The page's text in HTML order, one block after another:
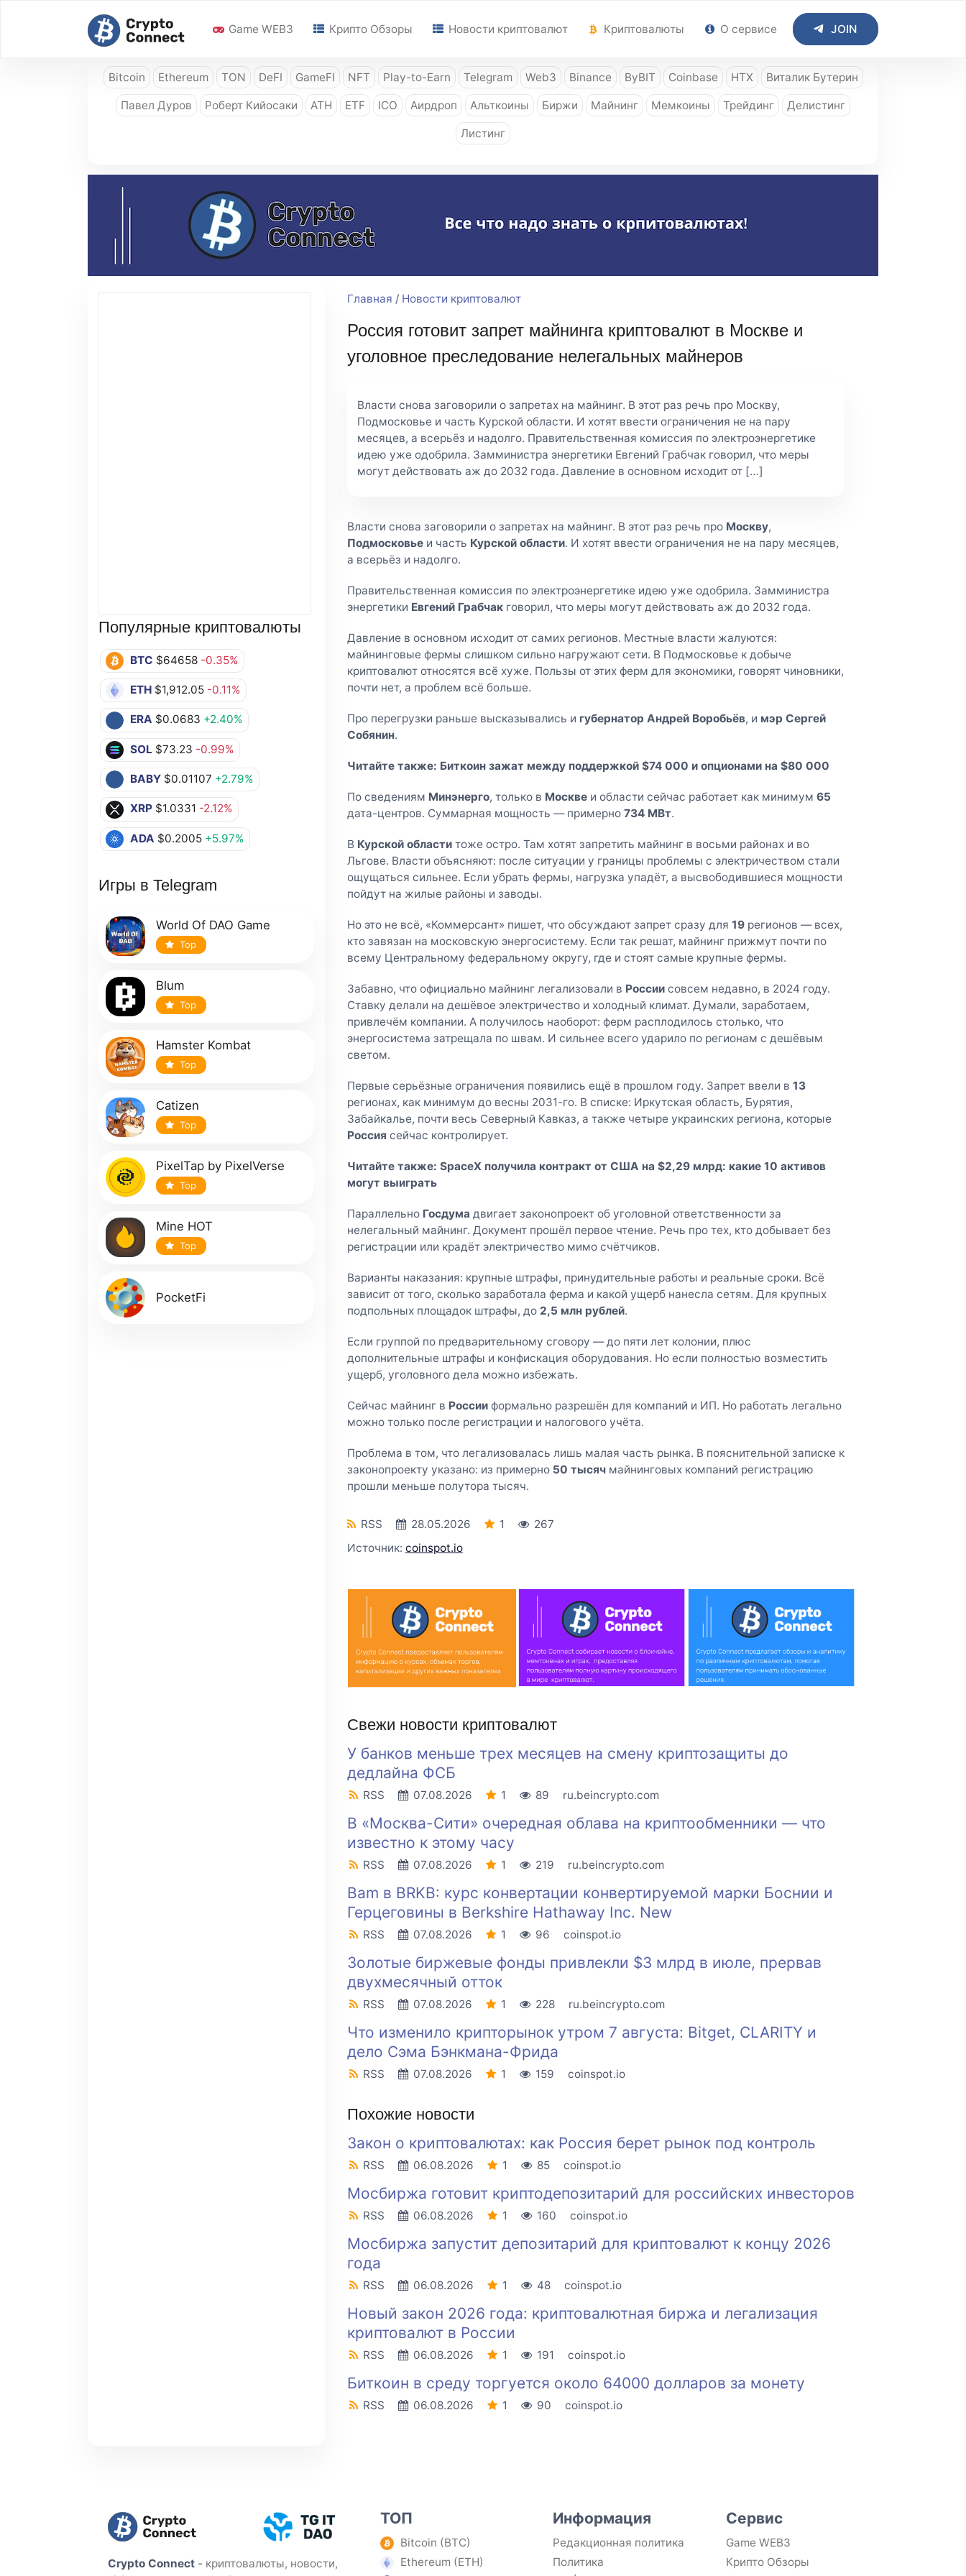
Game WEB3 Крипто Обзоры Новости криптовалют Криптовалюты О сервисе JOIN
Bitcoin Ethereum TON DeFI GameFI NFT Play-to-Earn Telegram Web3 Binance ByBIT Coinbase HTX Виталик Бутерин
Павел Дуров Роберт Кийосаки ATH ETF ICO Аирдроп Альткоины Биржи Майнинг Мемкоины Трейдинг Делистинг
Листинг
Популярные криптовалюты
BTC $64658 -0.35%
ETH $1,912.05 -0.11%
ERA $0.0683 +2.40%
SOL $73.23 -0.99%
BABY $0.01107 +2.79%
XRP $1.0331 -2.12%
ADA $0.2005 +5.97%
Игры в Telegram
World Of DAO Game
Top
Blum
Top
Hamster Kombat
Top
Catizen
Top
PixelTap by PixelVerse
Top
Mine HOT
Top
PocketFi
Главная / Новости криптовалют
Россия готовит запрет майнинга криптовалют в Москве и
уголовное преследование нелегальных майнеров
Власти снова заговорили о запретах на майнинг. В этот раз речь про Москву,
Подмосковье и часть Курской области. И хотят ввести ограничения не на пару
месяцев, а всерьёз и надолго. Правительственная комиссия по электроэнергетике
идею уже одобрила. Замминистра энергетики Евгений Грабчак говорил, что меры
могут действовать аж до 2032 года. Давление в основном исходит от […]
Власти снова заговорили о запретах на майнинг. В этот раз речь про Москву,
Подмосковье и часть Курской области. И хотят ввести ограничения не на пару месяцев,
а всерьёз и надолго.
Правительственная комиссия по электроэнергетике идею уже одобрила. Замминистра
энергетики Евгений Грабчакговорил, что меры могут действовать аж до 2032 года.
Давление в основном исходит от самих регионов. Местные власти жалуются:
майнинговые фермы слишком сильно нагружают сети. В Подмосковье к добыче
криптовалют относятся всё хуже. Пользы от этих ферм для экономики, говорят чиновники,
почти нет, а проблем всё больше.
Про перегрузки раньше высказывались и губернатор Андрей Воробьёв, и мэр Сергей
Собянин.
Читайте также: Биткоин зажат между поддержкой $74 000 и опционами на $80 000
По сведениям Минэнерго, только в Москве и области сейчас работает как минимум 65
дата-центров. Суммарная мощность — примерно 734 МВт.
В Курской области тоже остро. Там хотят запретить майнинг в восьми районах и во
Льгове. Власти объясняют: после ситуации у границы проблемы с электричеством стали
ощущаться сильнее. Если убрать фермы, нагрузка упадёт, а высвободившиеся мощности
пойдут на жилые районы и заводы.
Но это не всё, «Коммерсант» пишет, что обсуждают запрет сразу для 19 регионов — всех,
кто завязан на московскую энергосистему. Если так решат, майнинг прижмут почти по
всему Центральному федеральному округу, где и стоят самые крупные фермы.
Забавно, что официально майнинг легализовали в России совсем недавно, в 2024 году.
Ставку делали на дешёвое электричество и холодный климат. Думали, заработаем,
привлечём компании. А получилось наоборот: ферм расплодилось столько, что
энергосистема затрещала по швам. И сильнее всего ударило по регионам с дешёвым
светом.
Первые серьёзные ограничения появились ещё в прошлом году. Запрет ввели в 13
регионах, как минимум до весны 2031-го. В списке: Иркутская область, Бурятия,
Забайкалье, почти весь Северный Кавказ, а также четыре украинских региона, которые
Россия сейчас контролирует.
Читайте также: SpaceX получила контракт от США на $2,29 млрд: какие 10 активов
могут выиграть
Параллельно Госдума двигает законопроект об уголовной ответственности за
нелегальный майнинг. Документ прошёл первое чтение. Речь про тех, кто добывает без
регистрации или крадёт электричество мимо счётчиков.
Варианты наказания: крупные штрафы, принудительные работы и реальные сроки. Всё
зависит от того, сколько заработала ферма и какой ущерб нанесла сетям. Для крупных
подпольных площадок штрафы, до2,5 млн рублей.
Если группой по предварительному сговору — до пяти лет колонии, плюс
дополнительные штрафы и конфискация оборудования. Но если полностью возместить
ущерб, уголовного дела можно избежать.
Сейчас майнинг в России формально разрешён для компаний и ИП. Но работать легально
можно только после регистрации и налогового учёта.
Проблема в том, что легализовалась лишь малая часть рынка. В пояснительной записке к
законопроекту указано: из примерно 50 тысячмайнинговых компаний регистрацию
прошли меньше полутора тысяч.
RSS 28.05.2026 1
267
Источник: coinspot.io
Свежи новости криптовалют
У банков меньше трех месяцев на смену криптозащиты до
дедлайна ФСБ
RSS 07.08.2026 1 89 ru.beincrypto.com
В «Москва-Сити» очередная облава на криптообменники — что
известно к этому часу
RSS 07.08.2026 1 219 ru.beincrypto.com
Bam в BRKB: курс конвертации конвертируемой марки Боснии и
Герцеговины в Berkshire Hathaway Inc. New
RSS 07.08.2026 1 96 coinspot.io
Золотые биржевые фонды привлекли $3 млрд в июле, прервав
двухмесячный отток
RSS 07.08.2026 1 228 ru.beincrypto.com
Что изменило крипторынок утром 7 августа: Bitget, CLARITY и
дело Сэма Бэнкмана-Фрида
RSS 07.08.2026 1 159 coinspot.io
Похожие новости
Закон о криптовалютах: как Россия берет рынок под контроль
RSS 06.08.2026 1 85 coinspot.io
Мосбиржа готовит криптодепозитарий для российских инвесторов
RSS 06.08.2026 1 160 coinspot.io
Мосбиржа запустит депозитарий для криптовалют к концу 2026
года
RSS 06.08.2026 1 48 coinspot.io
Новый закон 2026 года: криптовалютная биржа и легализация
криптовалют в России
RSS 06.08.2026 1 191 coinspot.io
Биткоин в среду торгуется около 64000 долларов за монету
RSS 06.08.2026 1 90 coinspot.io
Crypto Connect - криптовалюты, новости,
ТОП
Bitcoin (BTC)
Ethereum (ETH)
Информация
Редакционная политика
Политика
Сервис
Game WEB3
Крипто Обзоры